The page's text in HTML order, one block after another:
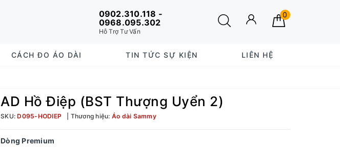
0902.310.118 -
0968.095.302
Hỗ Trợ Tư Vấn
0
CÁCH ĐO ÁO DÀI TIN TỨC SỰ KIỆN LIÊN HỆ
AD Hồ Điệp (BST Thượng Uyển 2)
SKU:D095-HODIEP Thương hiệu: Áo dài Sammy
Dòng Premium